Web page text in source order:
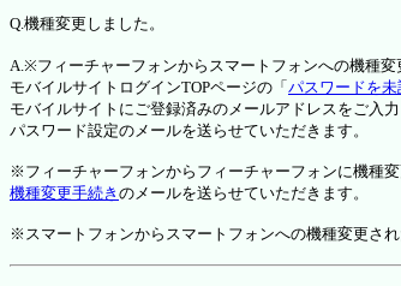
Q.機種変更しました。
A.※フィーチャーフォンからスマートフォンへの機種変
モバイルサイトログインTOPページの「 パスワードを
モバイルサイトにご登録済みのメールアドレスをご入力
パスワード設定のメールを送らせていただきます。
※フィーチャーフォンからフィーチャーフォンに機種
機種変更手続き のメールを送らせていただきます。
※スマートフォンからスマートフォンへの機種変更さ